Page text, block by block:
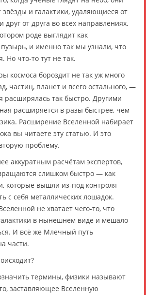
звёзды и галактики, удаляющиеся от
от друга во всех направлениях.
роде выглядит как
и именно так мы узнали, что
Но что-то тут не так.
космоса бороздит не так уж много
частиц, планет и всего остального, —
расширялась так быстро. Другими
расширяется в разы быстрее, чем
Расширение Вселенной набирает
вы читаете эту статью. И это
проблему.
аккуратным расчётам экспертов,
слишком быстро — как
которые вышли из-под контроля
с себя металлических лошадок.
не хватает чего-то, что
в нынешнем виде и мешало
И всё же Млечный путь
части.
термины, физики называют
заставляющее Вселенную